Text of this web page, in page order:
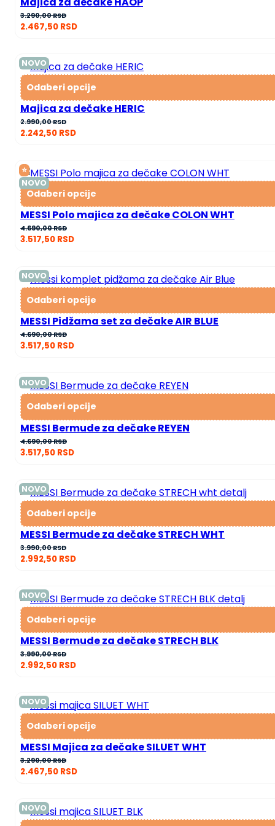
3.290,00RSD
2.467,50 RSD
NOVO
Odaberi opcije
Majica za dečake HERIC
2.990,00RSD
2.242,50 RSD
⭐
NOVO
Odaberi opcije
MESSI Polo majica za dečake COLON WHT
4.690,00RSD
3.517,50 RSD
NOVO
Odaberi opcije
MESSI Pidžama set za dečake AIR BLUE
4.690,00RSD
3.517,50 RSD
NOVO
Odaberi opcije
MESSI Bermude za dečake REYEN
4.690,00RSD
3.517,50 RSD
NOVO
Odaberi opcije
MESSI Bermude za dečake STRECH WHT
3.990,00RSD
2.992,50 RSD
NOVO
Odaberi opcije
MESSI Bermude za dečake STRECH BLK
3.990,00RSD
2.992,50 RSD
NOVO
Odaberi opcije
MESSI Majica za dečake SILUET WHT
3.290,00RSD
2.467,50 RSD
NOVO